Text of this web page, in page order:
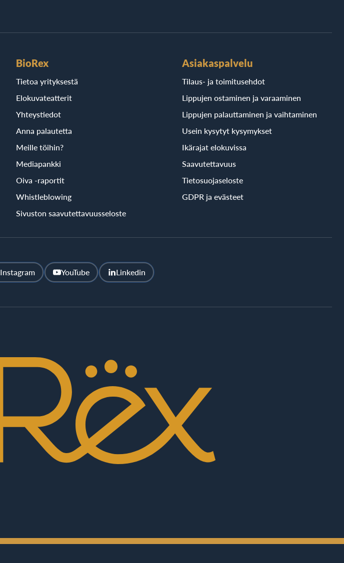
BioRex
Tietoa yrityksestä
Elokuvateatterit
Yhteystiedot
Anna palautetta
Meille töihin?
Mediapankki
Oiva -raportit
Whistleblowing
Sivuston saavutettavuusseloste
Asiakaspalvelu
Tilaus- ja toimitusehdot
Lippujen ostaminen ja varaaminen
Lippujen palauttaminen ja vaihtaminen
Usein kysytyt kysymykset
Ikärajat elokuvissa
Saavutettavuus
Tietosuojaseloste
GDPR ja evästeet
Instagram YouTube Linkedin